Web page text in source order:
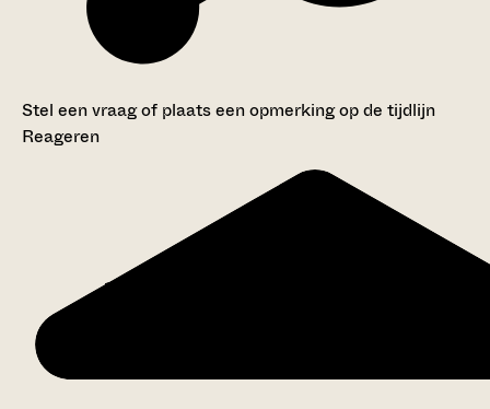
Stel een vraag of plaats een opmerking op de tijdlijn
Reageren